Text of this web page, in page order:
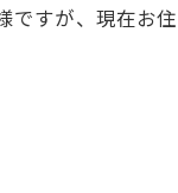
すが、現在お